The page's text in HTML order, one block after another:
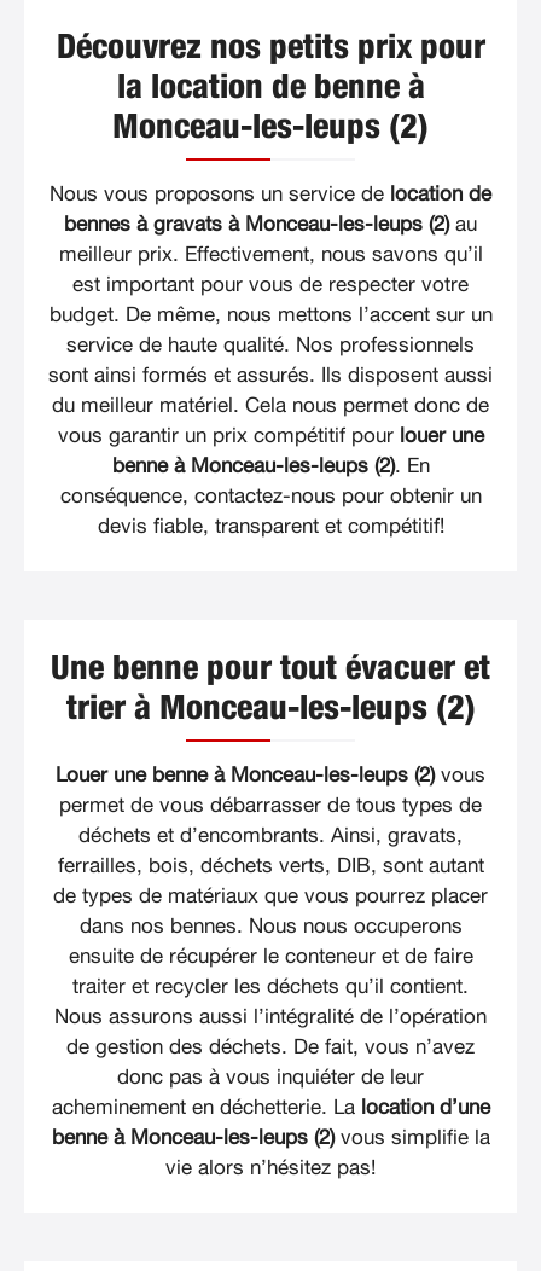
Découvrez nos petits prix pour
la location de benne à
Monceau-les-leups (2)
Nous vous proposons un service de location de
bennes à gravats à Monceau-les-leups (2)au
meilleur prix. Effectivement, nous savons qu’il
est important pour vous de respecter votre
budget. De même, nous mettons l’accent sur un
service de haute qualité. Nos professionnels
sont ainsi formés et assurés. Ils disposent aussi
du meilleur matériel. Cela nous permet donc de
vous garantir un prix compétitif pour louer une
benne à Monceau-les-leups (2). En
conséquence, contactez-nous pour obtenir un
devis fiable, transparent et compétitif!
Une benne pour tout évacuer et
trier à Monceau-les-leups (2)
Louer une benne à Monceau-les-leups (2)vous
permet de vous débarrasser de tous types de
déchets et d’encombrants. Ainsi, gravats,
ferrailles, bois, déchets verts, DIB, sont autant
de types de matériaux que vous pourrez placer
dans nos bennes. Nous nous occuperons
ensuite de récupérer le conteneur et de faire
traiter et recycler les déchets qu’il contient.
Nous assurons aussi l’intégralité de l’opération
de gestion des déchets. De fait, vous n’avez
donc pas à vous inquiéter de leur
acheminement en déchetterie. La location d’une
benne à Monceau-les-leups (2)vous simplifie la
vie alors n’hésitez pas!